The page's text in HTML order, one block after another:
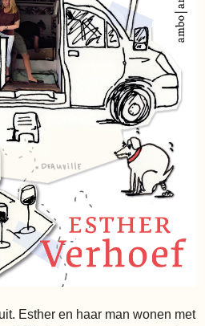
Esther en haar man wonen met